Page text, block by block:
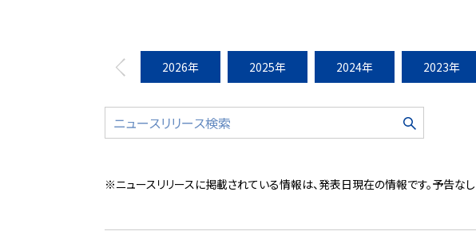
2026年 2025年 2024年 2023年
※ニュースリリースに掲載されている情報は、発表日現在の情報です。予告な